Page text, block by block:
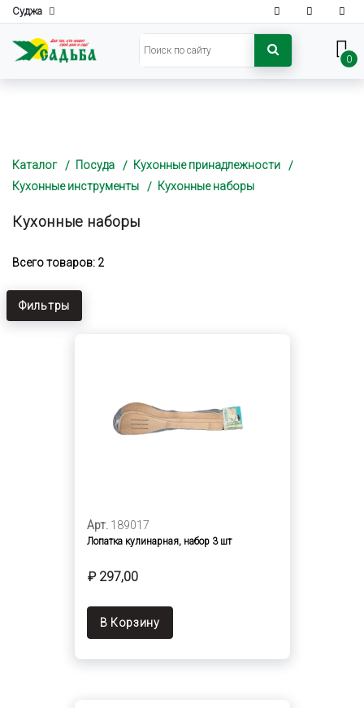
Суджа
0
Каталог Посуда
Кухонные принадлежности
Кухонные инструменты
Кухонные наборы
Кухонные наборы
Всего товаров: 2
Фильтры
Арт. 189017
Лопатка кулинарная, набор 3 шт
₽ 297,00
В Корзину